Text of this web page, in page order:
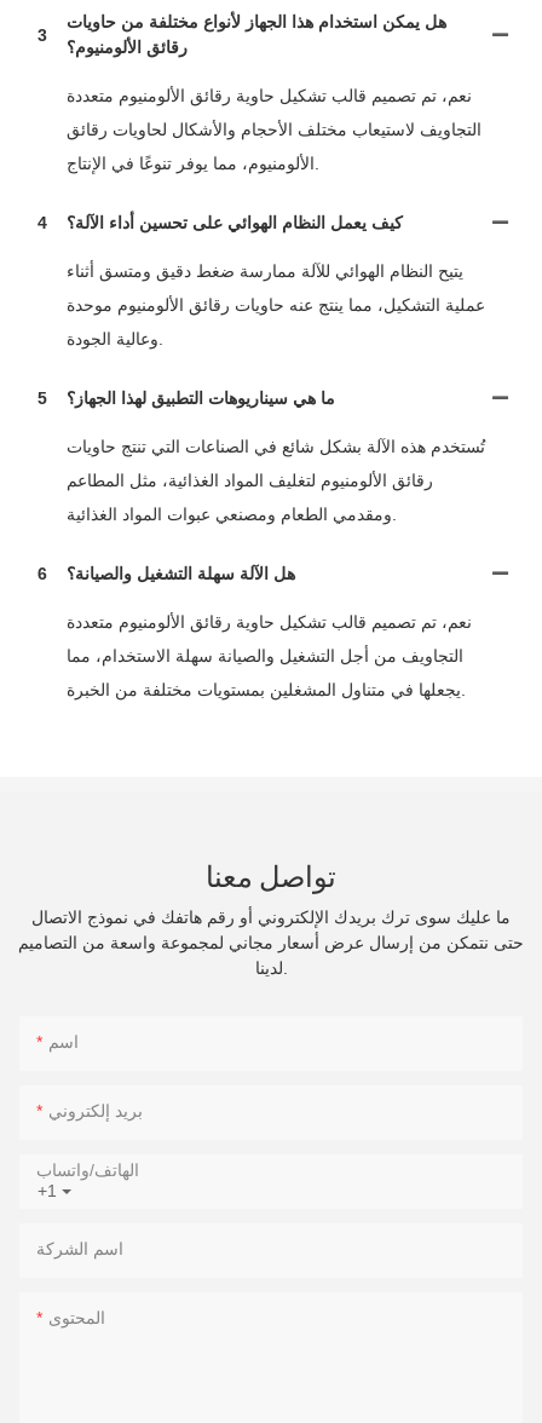
3
هل يمكن استخدام هذا الجهاز لأنواع مختلفة من حاويات
رقائق الألومنيوم؟
نعم، تم تصميم قالب تشكيل حاوية رقائق الألومنيوم متعددة
التجاويف لاستيعاب مختلف الأحجام والأشكال لحاويات رقائق
4 كيف يعمل النظام الهوائي على تحسين أداء الآلة؟
يتيح النظام الهوائي للآلة ممارسة ضغط دقيق ومتسق أثناء
عملية التشكيل، مما ينتج عنه حاويات رقائق الألومنيوم موحدة
5 ما هي سيناريوهات التطبيق لهذا الجهاز؟
تُستخدم هذه الآلة بشكل شائع في الصناعات التي تنتج حاويات
رقائق الألومنيوم لتغليف المواد الغذائية، مثل المطاعم
6 هل الآلة سهلة التشغيل والصيانة؟
نعم، تم تصميم قالب تشكيل حاوية رقائق الألومنيوم متعددة
التجاويف من أجل التشغيل والصيانة سهلة الاستخدام، مما
تواصل معنا
ما عليك سوى ترك بريدك الإلكتروني أو رقم هاتفك في نموذج الاتصال
حتى نتمكن من إرسال عرض أسعار مجاني لمجموعة واسعة من التصاميم
اسم
بريد إلكتروني
+1
الهاتف/واتساب
اسم الشركة
المحتوى